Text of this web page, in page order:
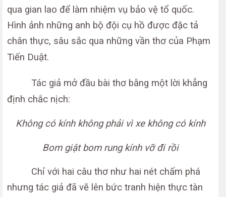
qua gian lao để làm nhiệm vụ bảo vệ tổ quốc.
Hình ảnh những anh bộ đội cụ hồ được đặc tả
chân thực, sâu sắc qua những vần thơ của Phạm
Tiến Duật.
Tác giả mở đầu bài thơ bằng một lời khẳng
định chắc nịch:
Không có kính không phải vì xe không có kính
Bom giật bom rung kính vỡ đi rồi
Chỉ với hai câu thơ như hai nét chấm phá
nhưng tác giả đã vẽ lên bức tranh hiện thực tàn